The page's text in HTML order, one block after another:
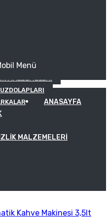
MALZEMELERI
Menü
ANASAYFA
MALZEMELERI
Kahve Makinesi 3,5lt